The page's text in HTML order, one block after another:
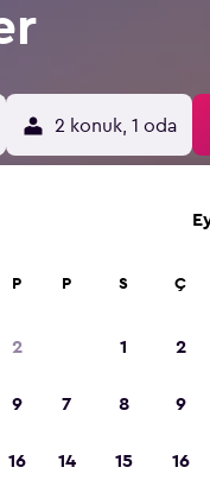
2 konuk, 1 oda
P
2
9
16
P S Ç
1 2
7 8 9
14 15 16